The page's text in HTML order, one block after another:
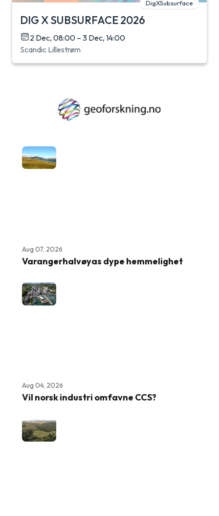
DigXSubsurface
DIG X SUBSURFACE 2026
2 Dec, 08:00 – 3 Dec, 14:00
Scandic Lillestrøm
Aug 07, 2026
Varangerhalvøyas dype hemmelighet
Aug 04, 2026
Vil norsk industri omfavne CCS?